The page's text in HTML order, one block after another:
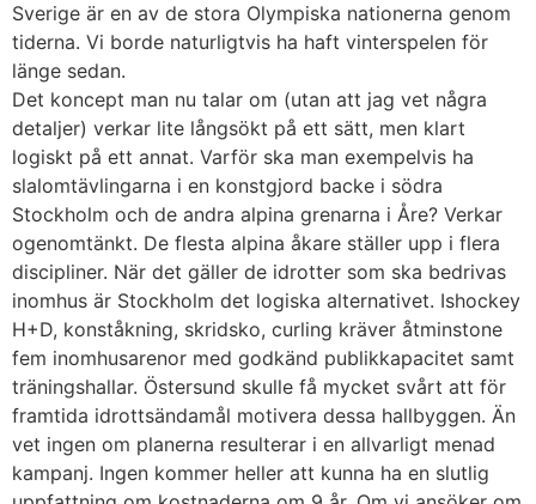
Sverige är en av de stora Olympiska nationerna genom
tiderna. Vi borde naturligtvis ha haft vinterspelen för
länge sedan.
Det koncept man nu talar om (utan att jag vet några
detaljer) verkar lite långsökt på ett sätt, men klart
logiskt på ett annat. Varför ska man exempelvis ha
slalomtävlingarna i en konstgjord backe i södra
Stockholm och de andra alpina grenarna i Åre? Verkar
ogenomtänkt. De flesta alpina åkare ställer upp i flera
discipliner. När det gäller de idrotter som ska bedrivas
inomhus är Stockholm det logiska alternativet. Ishockey
H+D, konståkning, skridsko, curling kräver åtminstone
fem inomhusarenor med godkänd publikkapacitet samt
träningshallar. Östersund skulle få mycket svårt att för
framtida idrottsändamål motivera dessa hallbyggen. Än
vet ingen om planerna resulterar i en allvarligt menad
kampanj. Ingen kommer heller att kunna ha en slutlig